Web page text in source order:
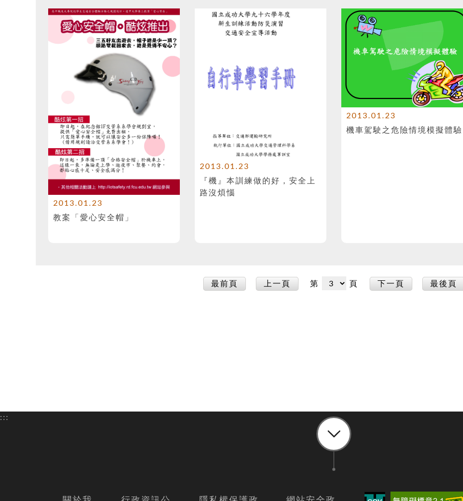
2013.01.23
教案「愛心安全帽」
2013.01.23
『機』本訓練做的好，安全上
路沒煩惱
2013.01.23
機車駕駛之危險情境模擬體驗
最前頁 上一頁 第 頁 下一頁 最後頁
:::